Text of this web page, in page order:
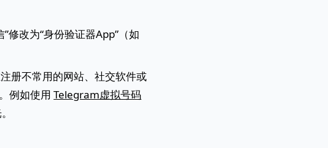
修改为“身份验证器App”（如
册不常用的网站、社交软件或
例如使用Telegram虚拟号码